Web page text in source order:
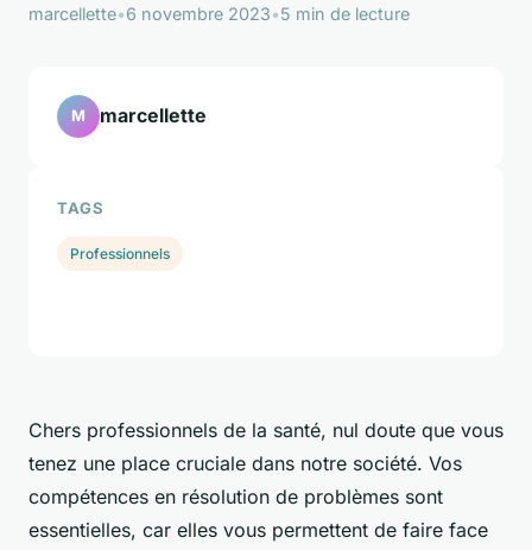
marcellette•6 novembre 2023•5 min de lecture
Chers professionnels de la santé, nul doute que vous
tenez une place cruciale dans notre société. Vos
compétences en résolution de problèmes sont
essentielles, car elles vous permettent de faire face
M marcellette
TAGS
Professionnels